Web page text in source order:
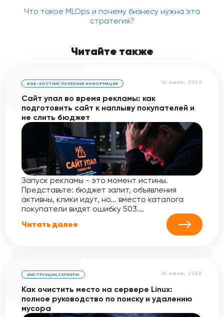
Что такое MLOps и почему бизнесу нужна эта
стратегия?
Читайте также
16 июля, 2026
ВЭБ-ХОСТИНГ,ПОЛЕЗНАЯ ИНФОРМАЦИЯ
Сайт упал во время рекламы: как
подготовить сайт к наплыву покупателей и
не слить бюджет
Запуск рекламы - это момент истины.
Представьте: бюджет залит, объявления
активны, клики идут, но... вместо каталога
покупатели видят ошибку 503.…
Читать далее
16 июля, 2026
ИНСТРУКЦИИ, СЕРВЕРЫ
Как очистить место на сервере Linux:
полное руководство по поиску и удалению
мусора